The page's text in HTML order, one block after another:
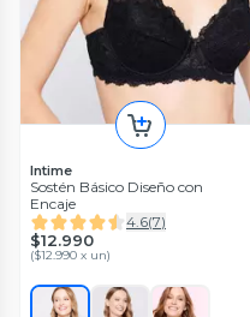
Intime
Sostén Básico Diseño con
Encaje
4.6(7)
$12.990
($12.990 x un)